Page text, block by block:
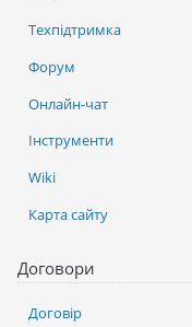
Техпідтримка
Форум
Онлайн-чат
Інструменти
Wiki
Карта сайту
Договори
Договір